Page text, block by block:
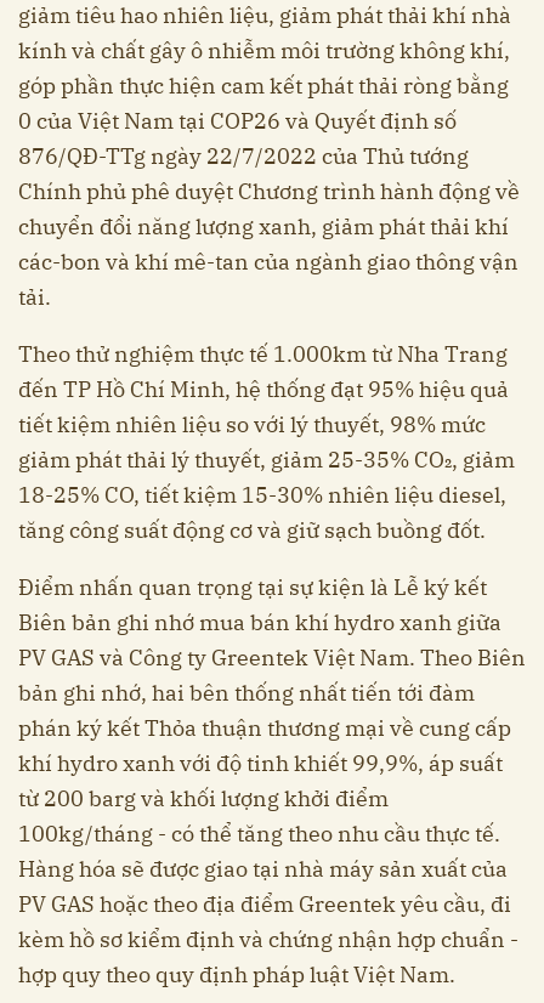
giảm tiêu hao nhiên liệu, giảm phát thải khí nhà
kính và chất gây ô nhiễm môi trường không khí,
góp phần thực hiện cam kết phát thải ròng bằng
0 của Việt Nam tại COP26 và Quyết định số
876/QĐ-TTg ngày 22/7/2022 của Thủ tướng
Chính phủ phê duyệt Chương trình hành động về
chuyển đổi năng lượng xanh, giảm phát thải khí
các-bon và khí mê-tan của ngành giao thông vận
tải.
Theo thử nghiệm thực tế 1.000km từ Nha Trang
đến TP Hồ Chí Minh, hệ thống đạt 95% hiệu quả
tiết kiệm nhiên liệu so với lý thuyết, 98% mức
giảm phát thải lý thuyết, giảm 25-35% CO₂, giảm
18-25% CO, tiết kiệm 15-30% nhiên liệu diesel,
tăng công suất động cơ và giữ sạch buồng đốt.
Điểm nhấn quan trọng tại sự kiện là Lễ ký kết
Biên bản ghi nhớ mua bán khí hydro xanh giữa
PV GAS và Công ty Greentek Việt Nam. Theo Biên
bản ghi nhớ, hai bên thống nhất tiến tới đàm
phán ký kết Thỏa thuận thương mại về cung cấp
khí hydro xanh với độ tinh khiết 99,9%, áp suất
từ 200 barg và khối lượng khởi điểm
100kg/tháng - có thể tăng theo nhu cầu thực tế.
Hàng hóa sẽ được giao tại nhà máy sản xuất của
PV GAS hoặc theo địa điểm Greentek yêu cầu, đi
kèm hồ sơ kiểm định và chứng nhận hợp chuẩn -
hợp quy theo quy định pháp luật Việt Nam.